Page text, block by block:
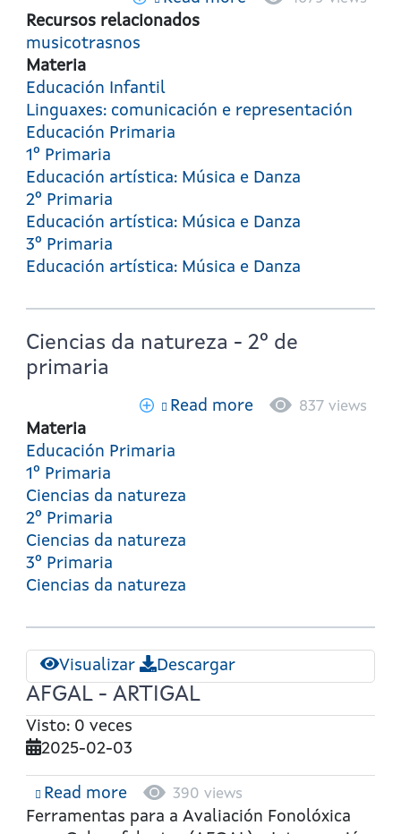
Recursos relacionados
musicotrasnos
Materia
Educación Infantil
Linguaxes: comunicación e representación
Educación Primaria
1º Primaria
Educación artística: Música e Danza
2º Primaria
Educación artística: Música e Danza
3º Primaria
Educación artística: Música e Danza
Ciencias da natureza - 2º de
primaria
Read more about 837 views
Materia
Educación Primaria
1º Primaria
Ciencias da natureza
2º Primaria
Ciencias da natureza
3º Primaria
Ciencias da natureza
Visualizar Descargar
AFGAL - ARTIGAL
Visto: 0 veces
2025-02-03
Read moreabout
AFGAL
390 views
Ferramentas para a Avaliación Fonolóxica